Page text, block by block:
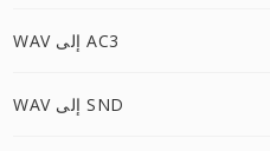
WAV إلى AC3
WAV إلى SND